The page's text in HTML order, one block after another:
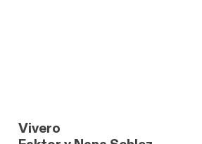
Vivero